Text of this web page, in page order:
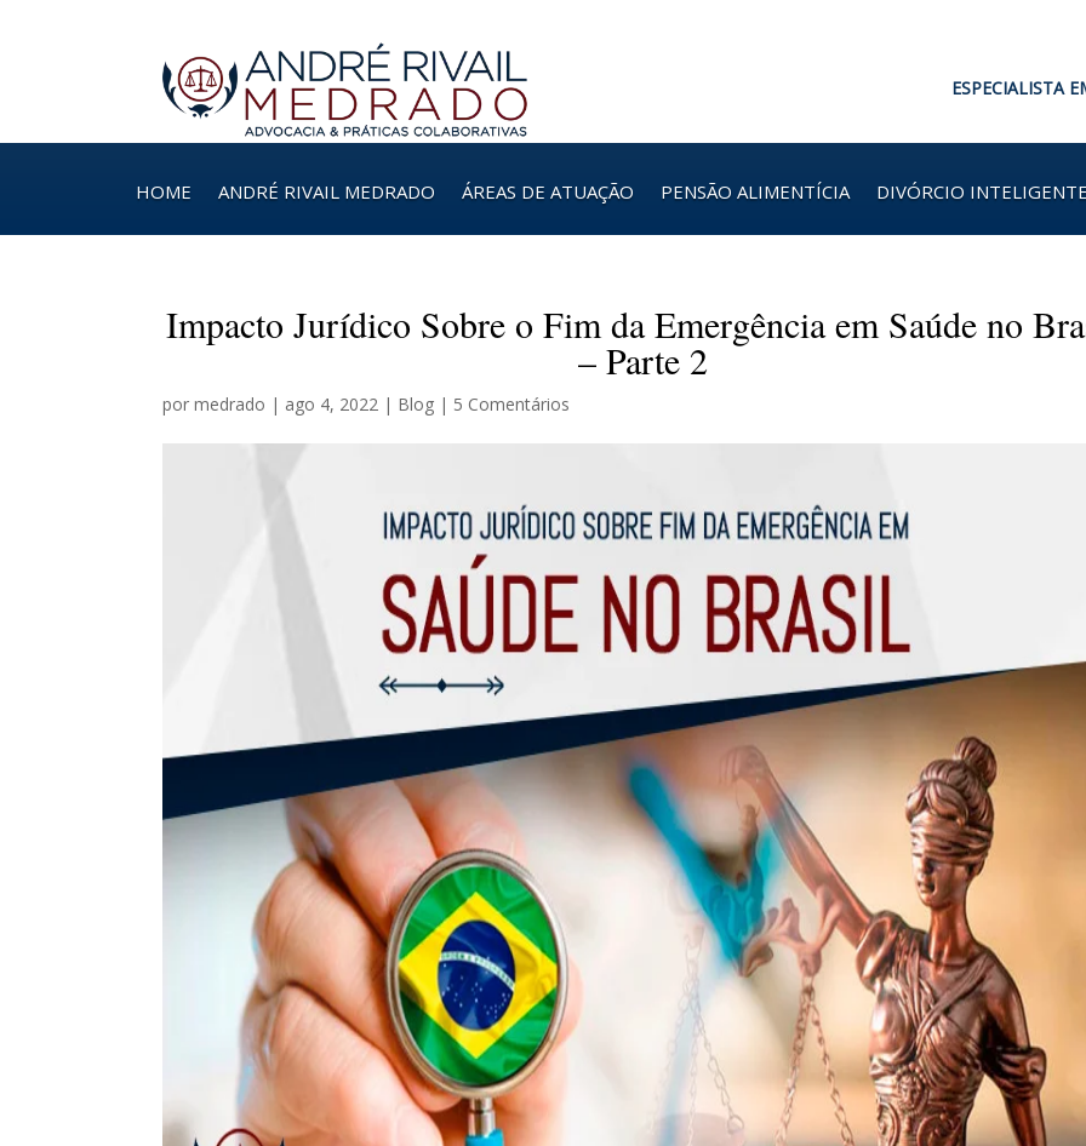
ESPECIALISTA
HOME ANDRÉ RIVAIL MEDRADO ÁREAS DE ATUAÇÃO PENSÃO ALIMENTÍCIA DIVÓRCIO INTELIGENTE
Impacto Jurídico Sobre o Fim da Emergência em Saúde no
– Parte 2
pormedrado | ago 4, 2022 | Blog | 5 Comentários